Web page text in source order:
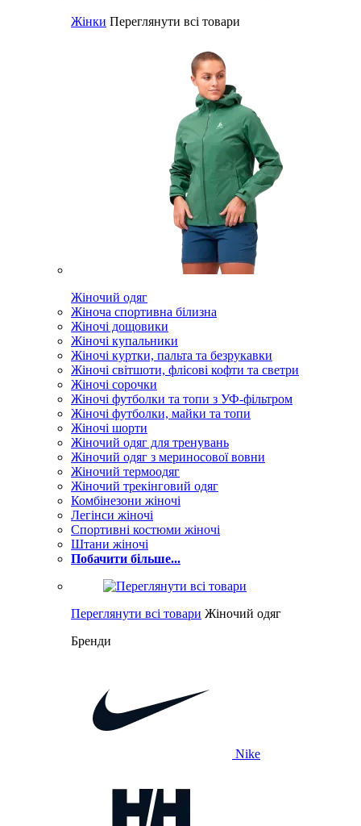
Жінки Переглянути всі товари
Жіночий одяг
Жіноча спортивна білизна
Жіночі дощовики
Жіночі купальники
Жіночі куртки, пальта та безрукавки
Жіночі світшоти, флісові кофти та светри
Жіночі сорочки
Жіночі футболки та топи з УФ-фільтром
Жіночі футболки, майки та топи
Жіночі шорти
Жіночий одяг для тренувань
Жіночий одяг з мериносової вовни
Жіночий термоодяг
Жіночий трекінговий одяг
Комбінезони жіночі
Легінси жіночі
Спортивні костюми жіночі
Штани жіночі
Побачити більше...
Переглянути всі товари Жіночий одяг
Бренди
Nike